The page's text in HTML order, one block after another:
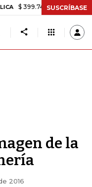
+$ 2.295,71
SUSCRÍBASE
de la
2016